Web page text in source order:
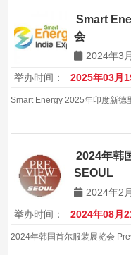
Smart
会
2024年3
举办时间：
2025年03月
Smart Energy 2025年印度新德
2024年韩
SEOUL
2024年2
举办时间：
2024年08月
2024年韩国首尔服装展览会